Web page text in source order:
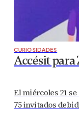
CURIOSIDADES
Accésit para
El miércoles 21
75 invitados